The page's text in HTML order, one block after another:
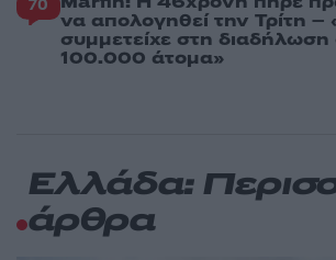
70
να απολογηθεί την Τρίτη –
συμμετείχε στη διαδήλωση
100.000 άτομα»
Ελλάδα:
άρθρα